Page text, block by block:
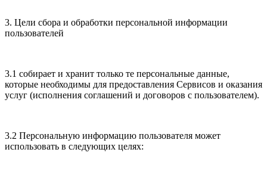
3. Цели сбора и обработки персональной информации
пользователей
3.1 собирает и хранит только те персональные данные,
которые необходимы для предоставления Сервисов и оказания
услуг (исполнения соглашений и договоров с пользователем).
3.2 Персональную информацию пользователя может
использовать в следующих целях: